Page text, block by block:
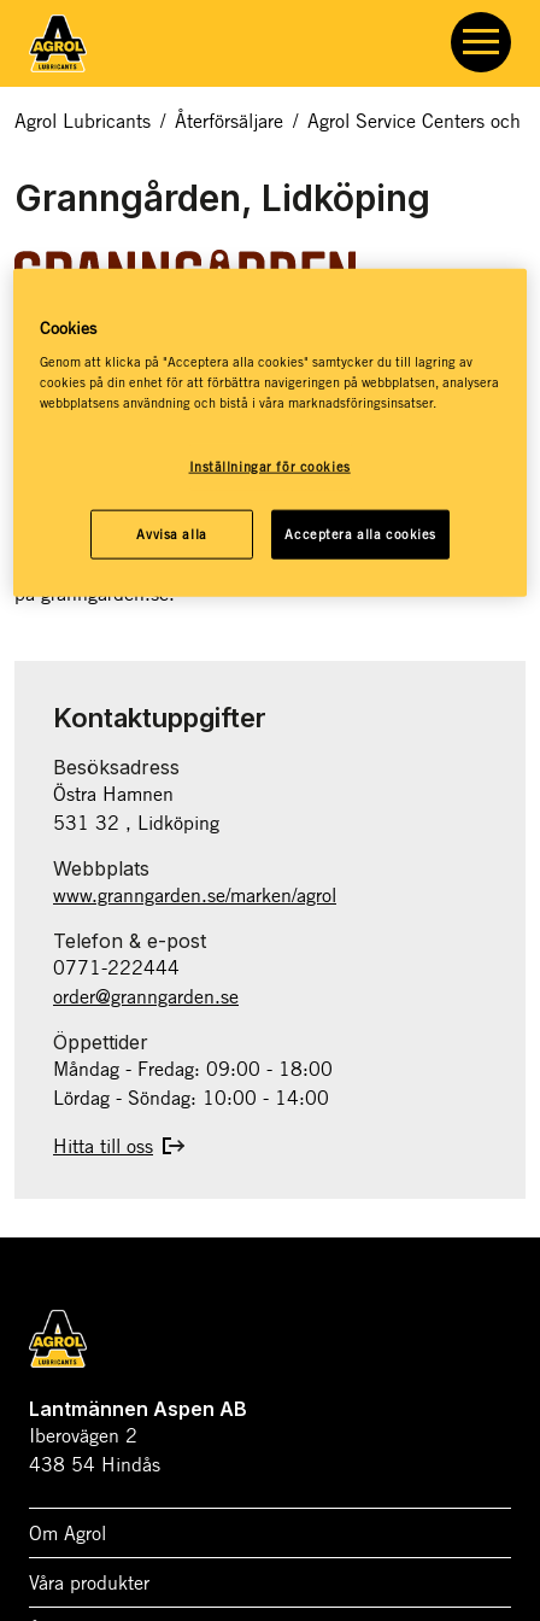
Agrol Lubricants / Återförsäljare / Agrol Service Centers och
Granngården, Lidköping
Granngården hjälper dig med allt som rör odling, djur och
natur. Hos Granngården hittar du ett basutbud av
jordnära liv. Granngården har stöttat drömmar sedan 1880,
då de öppnade sin första lilla gårdshandel på den
småländska landsbygden. Idag, mer än 140 år senare, har
Granngården över 100 butiker runt om i landet och e-handel
på granngården.se.
Kontaktuppgifter
Besöksadress
Östra Hamnen
531 32 , Lidköping
Webbplats
www.granngarden.se/marken/agrol
Telefon & e-post
0771-222444
order@granngarden.se
Öppettider
Måndag - Fredag: 09:00 - 18:00
Lördag - Söndag: 10:00 - 14:00
Hitta till oss
Lantmännen Aspen AB
Iberovägen 2
438 54 Hindås
Om Agrol
Våra produkter
Cookies
Genom att klicka på "Acceptera alla cookies" samtycker du till lagring av
cookies på din enhet för att förbättra navigeringen på webbplatsen, analysera
webbplatsens användning och bistå i våra marknadsföringsinsatser.
Inställningar för cookies
Avvisa alla Acceptera alla cookies